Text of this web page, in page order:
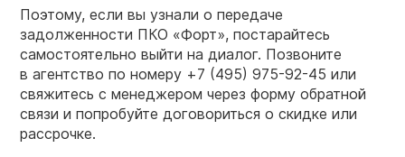
Поэтому, если вы узнали о передаче
задолженности ПКО «Форт», постарайтесь
самостоятельно выйти на диалог. Позвоните
в агентство по номеру +7 (495) 975-92-45 или
свяжитесь с менеджером через форму обратной
связи и попробуйте договориться о скидке или
рассрочке.